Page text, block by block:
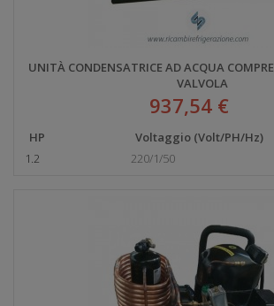
UNITÀ CONDENSATRICE AD ACQUA
VALVOLA
937,54 €
HP Voltaggio (Volt/PH/Hz)
1.2
220/1/50